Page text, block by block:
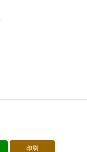
印刷